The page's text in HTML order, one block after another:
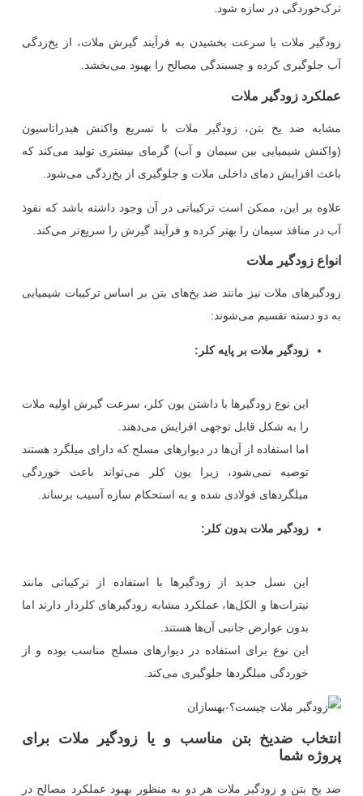
ترک‌خوردگی در سازه شود.
زودگیر ملات با سرعت بخشیدن به فرآیند گیرش ملات، از یخ‌زدگی
آب جلوگیری کرده و چسبندگی مصالح را بهبود می‌بخشد.
عملکرد زودگیر ملات
مشابه ضد یخ بتن، زودگیر ملات با تسریع واکنش هیدراتاسیون
(واکنش شیمیایی بین سیمان و آب) گرمای بیشتری تولید می‌کند که
باعث افزایش دمای داخلی ملات و جلوگیری از یخ‌زدگی می‌شود.
علاوه بر این، ممکن است ترکیباتی در آن وجود داشته باشد که نفوذ
آب در منافذ سیمان را بهتر کرده و فرآیند گیرش را سریع‌تر می‌کند.
انواع زودگیر ملات
زودگیرهای ملات نیز مانند ضد یخ‌های بتن بر اساس ترکیبات شیمیایی
به دو دسته تقسیم می‌شوند:
زودگیر ملات بر پایه کلر :
این نوع زودگیرها با داشتن یون کلر، سرعت گیرش اولیه ملات
را به شکل قابل توجهی افزایش می‌دهند.
اما استفاده از آن‌ها در دیوارهای مسلح که دارای میلگرد هستند
توصیه نمی‌شود، زیرا یون کلر می‌تواند باعث خوردگی
میلگردهای فولادی شده و به استحکام سازه آسیب برساند.
زودگیر ملات بدون کلر :
این نسل جدید از زودگیرها با استفاده از ترکیباتی مانند
نیترات‌ها و الکل‌ها، عملکرد مشابه زودگیرهای کلردار دارند اما
بدون عوارض جانبی آن‌ها هستند.
این نوع برای استفاده در دیوارهای مسلح مناسب بوده و از
خوردگی میلگردها جلوگیری می‌کند.
انتخاب ضدیخ بتن مناسب و یا زودگیر ملات برای
پروژه شما
ضد یخ بتن و زودگیر ملات هر دو به منظور بهبود عملکرد مصالح در